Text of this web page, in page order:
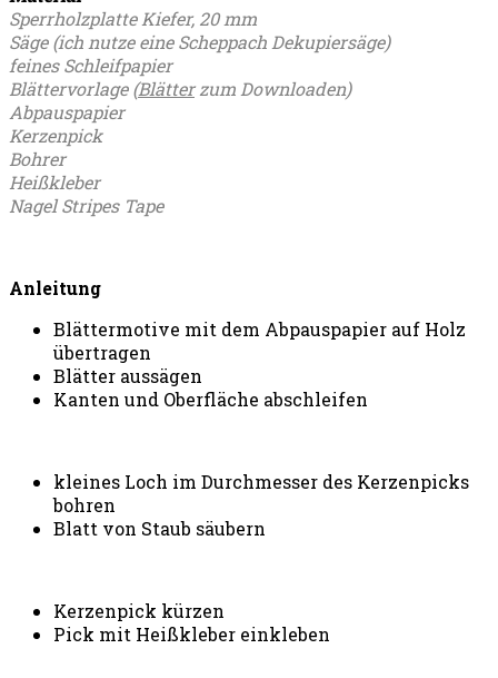
Sperrholzplatte Kiefer, 20 mm
Säge (ich nutze eine Scheppach Dekupiersäge)
feines Schleifpapier
Blättervorlage (Blätterzum Downloaden)
Abpauspapier
Kerzenpick
Bohrer
Heißkleber
Nagel Stripes Tape
Anleitung
Blättermotive mit dem Abpauspapier auf Holz
übertragen
Blätter aussägen
Kanten und Oberfläche abschleifen
kleines Loch im Durchmesser des Kerzenpicks
bohren
Blatt von Staub säubern
Kerzenpick kürzen
Pick mit Heißkleber einkleben